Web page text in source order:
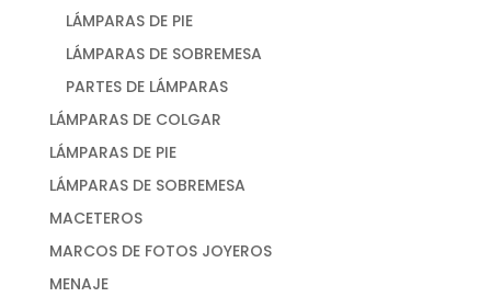
LÁMPARAS DE PIE
LÁMPARAS DE SOBREMESA
PARTES DE LÁMPARAS
LÁMPARAS DE COLGAR
LÁMPARAS DE PIE
LÁMPARAS DE SOBREMESA
MACETEROS
MARCOS DE FOTOS JOYEROS
MENAJE